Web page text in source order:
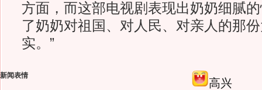
方面，而这部电视剧表现出奶奶细腻
了奶奶对祖国、对人民、对亲人的那
实。”
新闻表情
高兴